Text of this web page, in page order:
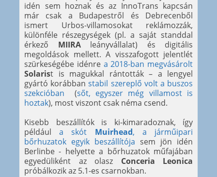
idén sem hoznak és az InnoTrans kapcsán
már csak a Budapestről és Debrecenből
ismert Urbos-villamosokat reklámozzák,
különféle részegységek (pl. a saját standdal
érkező MIIRAleányvállalat) és digitális
megoldások mellett. A visszafogott jelentlét
szürkeségébe idénre a 2018-ban megvásárolt
Solarist is magukkal rántották – a lengyel
gyártó korábbanstabil szereplő volt a buszos
szekcióban (sőt, egyszer még villamost is
hoztak), most viszont csak néma csend.
Kisebb beszállítók is ki-kimaradoznak, így
példáula skót Muirhead, a járműipari
bőrhuzatok egyik beszállítója sem jön idén
Berlinbe - helyette a bőrhuzatok műfajában
egyedüliként az olasz Conceria Leonica
próbálkozik az 5.1-es csarnokban.